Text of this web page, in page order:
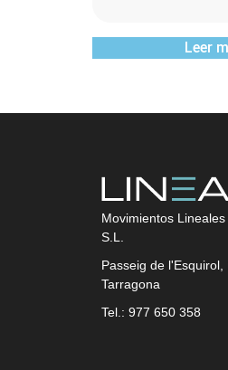
Leer
Movimientos
S.L.
Passeig de l'Esquirol,
Tarragona
Tel.: 977 650 358